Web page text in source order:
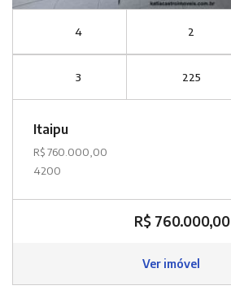
4 2
3 225
Itaipu
R$ 760.000,00
4200
R$ 760.000,00
Ver imóvel